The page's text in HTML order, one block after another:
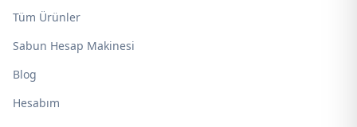
Tüm Ürünler
Sabun Hesap Makinesi
Blog
Hesabım